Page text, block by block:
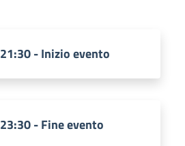
21:30 - Inizio evento
23:30 - Fine evento